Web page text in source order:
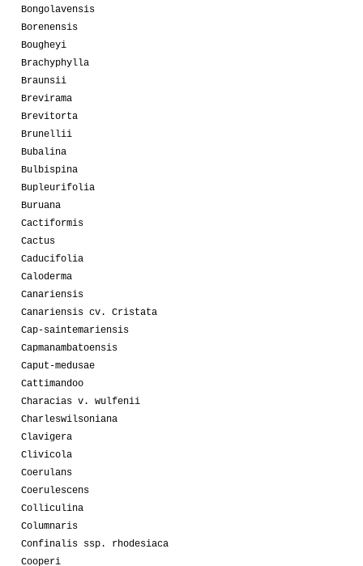
Bongolavensis
Borenensis
Bougheyi
Brachyphylla
Braunsii
Brevirama
Brevitorta
Brunellii
Bubalina
Bulbispina
Bupleurifolia
Buruana
Cactiformis
Cactus
Caducifolia
Caloderma
Canariensis
Canariensis cv. Cristata
Cap-saintemariensis
Capmanambatoensis
Caput-medusae
Cattimandoo
Characias v. wulfenii
Charleswilsoniana
Clavigera
Clivicola
Coerulans
Coerulescens
Colliculina
Columnaris
Confinalis ssp. rhodesiaca
Cooperi